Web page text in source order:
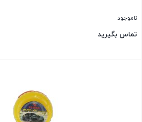
ناموجود
تماس بگیرید